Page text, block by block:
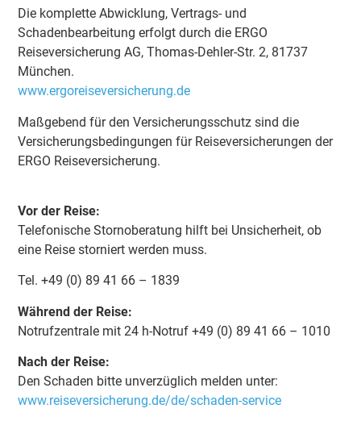
Die komplette Abwicklung, Vertrags- und
Schadenbearbeitung erfolgt durch die ERGO
Reiseversicherung AG, Thomas-Dehler-Str. 2, 81737
München.
www.ergoreiseversicherung.de
Maßgebend für den Versicherungsschutz sind die
Versicherungsbedingungen für Reiseversicherungen der
ERGO Reiseversicherung.
Vor der Reise:
Telefonische Stornoberatung hilft bei Unsicherheit, ob
eine Reise storniert werden muss.
Tel. +49 (0) 89 41 66 – 1839
Während der Reise:
Notrufzentrale mit 24 h-Notruf +49 (0) 89 41 66 – 1010
Nach der Reise:
Den Schaden bitte unverzüglich melden unter:
www.reiseversicherung.de/de/schaden-service